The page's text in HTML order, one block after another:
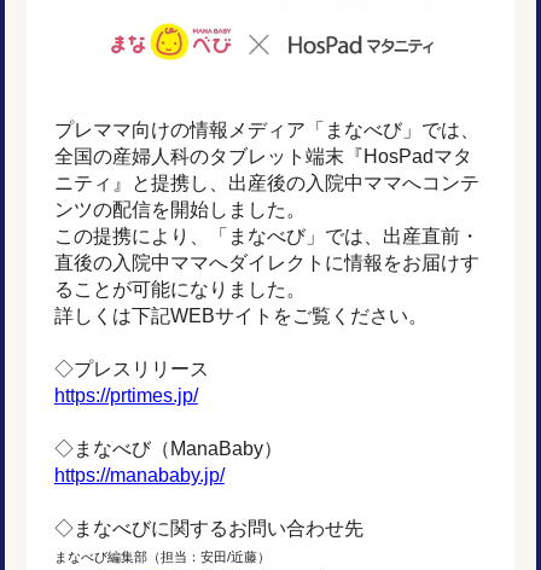
プレママ向けの情報メディア「まなべび」では、
全国の産婦人科のタブレット端末『HosPadマタ
ニティ』と提携し、出産後の入院中ママへコンテ
ンツの配信を開始しました。
この提携により、「まなべび」では、出産直前・
直後の入院中ママへダイレクトに情報をお届けす
ることが可能になりました。
詳しくは下記WEBサイトをご覧ください。
◇プレスリリース
https://prtimes.jp/
◇まなべび（ManaBaby）
https://manababy.jp/
◇まなべびに関するお問い合わせ先
まなべび編集部（担当：安田/近藤）